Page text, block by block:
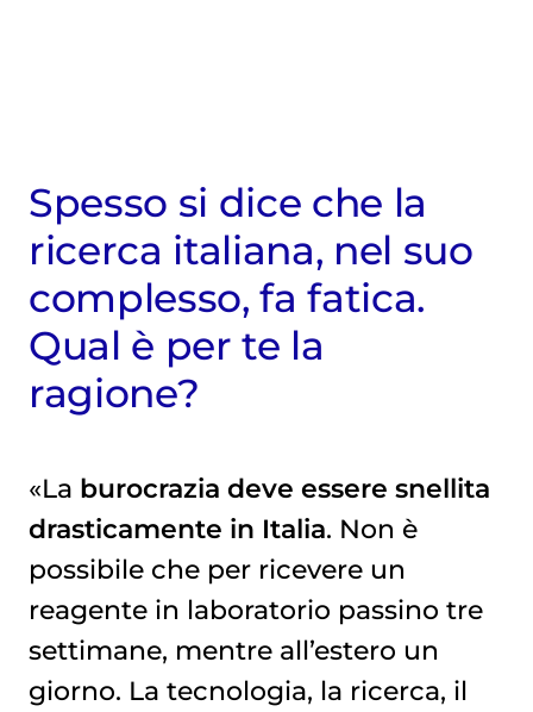
Spesso si dice che la
ricerca italiana, nel suo
complesso, fa fatica.
Qual è per te la
ragione?
«La burocrazia deve essere snellita
drasticamente in Italia. Non è
possibile che per ricevere un
reagente in laboratorio passino tre
settimane, mentre all’estero un
giorno. La tecnologia, la ricerca, il